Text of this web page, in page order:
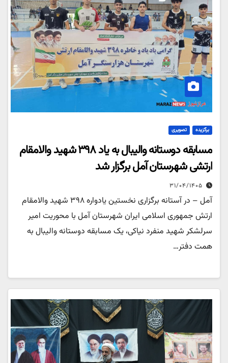
برگزیده تصویری
مسابقه دوستانه والیبال به یاد ۳۹۸ شهید والامقام
ارتشی شهرستان آمل برگزار شد
۳۱/۰۴/۱۴۰۵
آمل – در آستانه برگزاری نخستین یادواره ۳۹۸ شهید والامقام
ارتش جمهوری اسلامی ایران شهرستان آمل با محوریت امیر
سرلشکر شهید منفرد نیاکی، یک مسابقه دوستانه والیبال به
همت دفتر…